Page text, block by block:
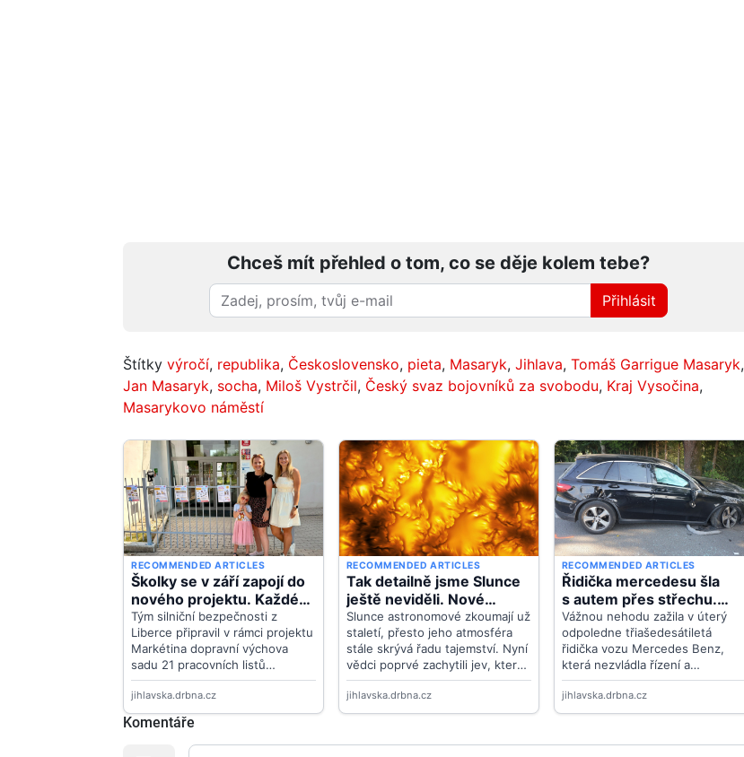
Chceš mít přehled o tom, co se děje kolem tebe?
Přihlásit
Štítky výročí, republika, Československo, pieta, Masaryk, Jihlava, Tomáš Garrigue Masaryk,
Jan Masaryk, socha, Miloš Vystrčil, Český svaz bojovníků za svobodu, Kraj Vysočina,
Masarykovo náměstí
Komentáře